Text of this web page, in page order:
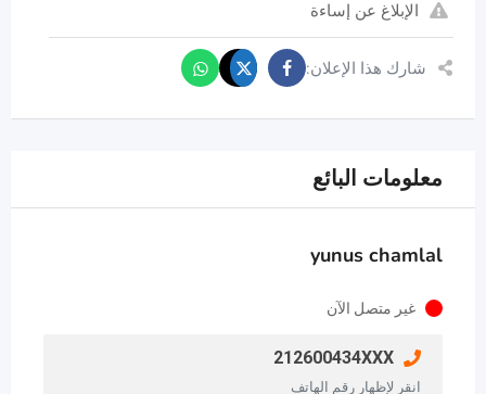
الإبلاغ عن إساءة
شارك هذا الإعلان:
معلومات البائع
yunus chamlal
غير متصل الآن
212600434XXX
انقر لإظهار رقم الهاتف